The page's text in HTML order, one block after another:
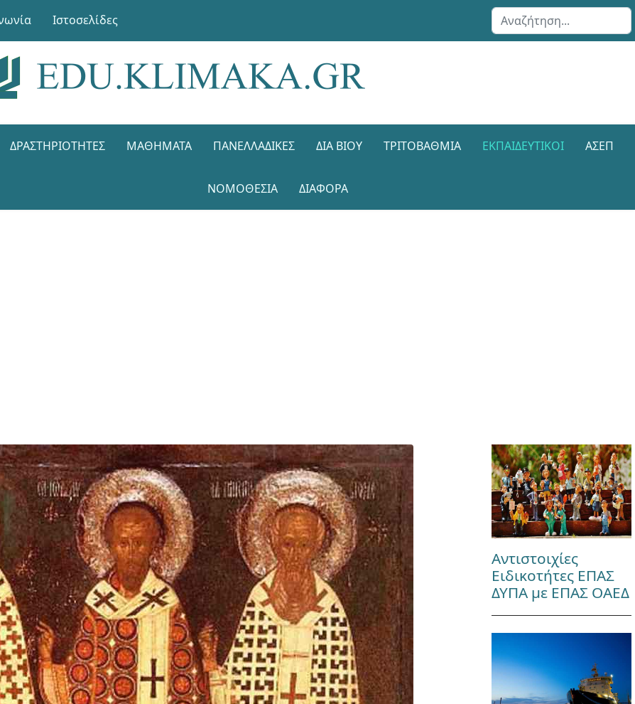
Ιστοσελίδες Αναζήτηση...
ΔΡΑΣΤΗΡΙΌΤΗΤΕΣ ΜΑΘΉΜΑΤΑ ΠΑΝΕΛΛΑΔΙΚΈΣ ΔΙΑ ΒΊΟΥ ΤΡΙΤΟΒΆΘΜΙΑ ΕΚΠΑΙΔΕΥΤΙΚΟΊ ΑΣΕΠ
ΝΟΜΟΘΕΣΊΑ ΔΙΑΦΟΡΑ
Αντιστοιχίες
Ειδικοτήτες ΕΠΑΣ
ΔΥΠΑ με ΕΠΑΣ ΟΑΕΔ